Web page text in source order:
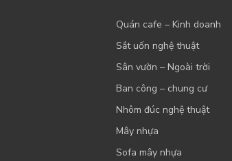
Quán cafe – Kinh doanh
Sắt uốn nghệ thuật
Sân vườn – Ngoài trời
Ban công – chung cư
Nhôm đúc nghệ thuật
Mây nhựa
Sofa mây nhựa